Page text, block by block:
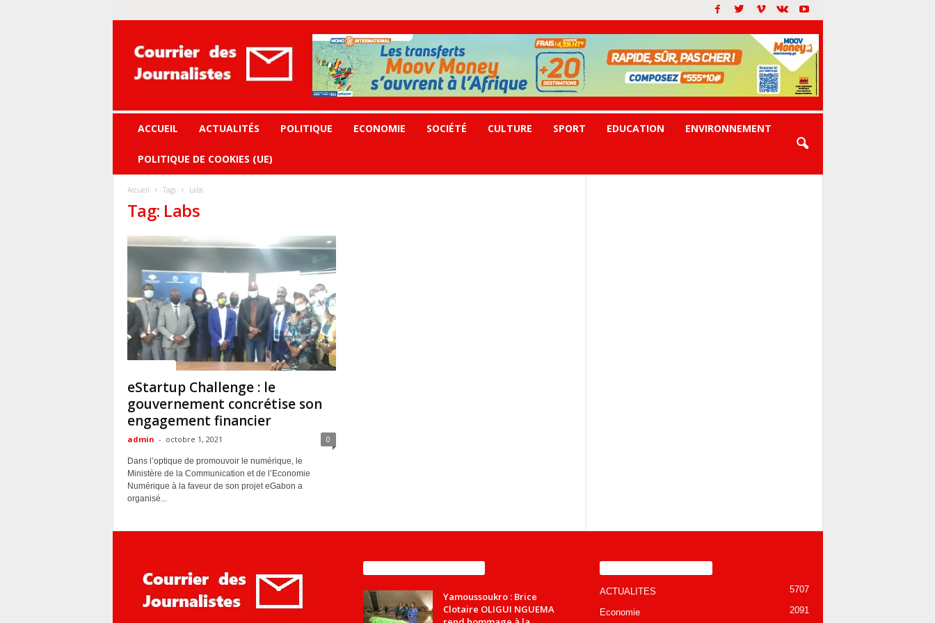
journalistes
ACCUEIL ACTUALITÉS POLITIQUE ECONOMIE SOCIÉTÉ CULTURE SPORT EDUCATION ENVIRONNEMENT
POLITIQUE DE COOKIES (UE)
Accueil Tags Labs
Tag: Labs
eStartup Challenge : le
gouvernement concrétise son
engagement financier
admin - octobre 1, 2021 0
Dans l’optique de promouvoir le numérique, le
Ministère de la Communication et de l’Economie
Numérique à la faveur de son projet eGabon a
organisé...
Yamoussoukro : Brice
Clotaire OLIGUI NGUEMA
ACTUALITES 5707
Economie 2091